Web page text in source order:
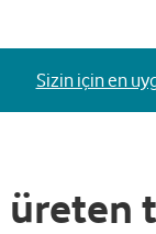
Sizin için en